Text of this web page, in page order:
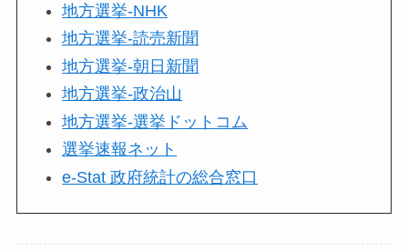
地方選挙-NHK
地方選挙-読売新聞
地方選挙-朝日新聞
地方選挙-政治山
地方選挙-選挙ドットコム
選挙速報ネット
e-Stat 政府統計の総合窓口